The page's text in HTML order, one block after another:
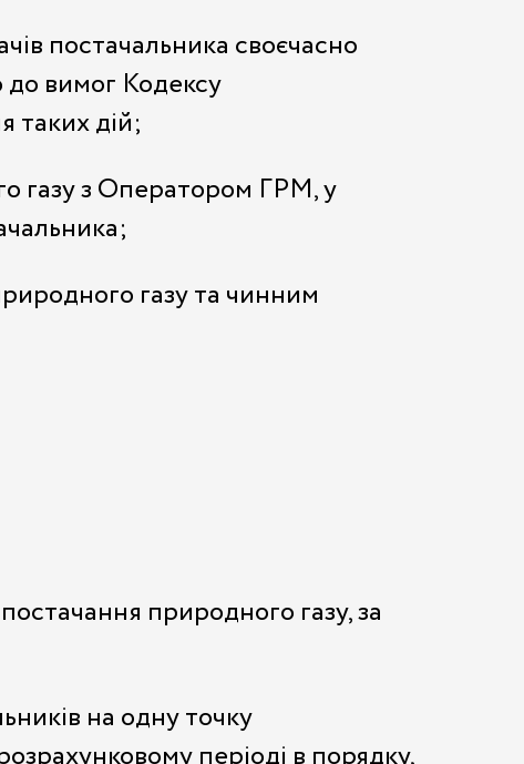
постачальника своєчасно
вимог Кодексу
таких дій;
газу з Оператором ГРМ, у
газу та чинним
природного газу, за
на одну точку